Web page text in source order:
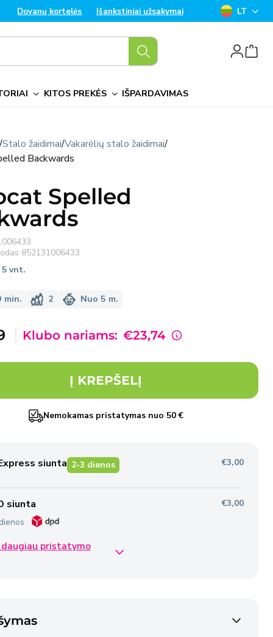
Dovanų kortelės Išankstiniai užsakymai
KLT
Prisijungti
KITOS PREKĖS IŠPARDAVIMAS
Stalo žaidimai/Vakarėlių stalo žaidimai/
Backwards
Spelled
852131006433
5 vnt.
min. 2 Nuo 5 m.
Klubo nariams: €23,74
Į KREPŠELĮ
Nemokamas pristatymas nuo 50 €
siunta 2-3 dienos €3,00
siunta €3,00
siunta
pristatymo